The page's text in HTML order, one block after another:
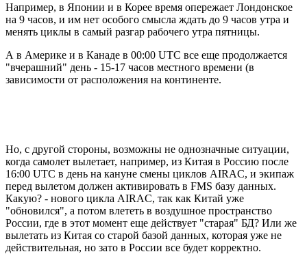
Например, в Японии и в Корее время опережает Лондонское
на 9 часов, и им нет особого смысла ждать до 9 часов утра и
менять циклы в самый разгар рабочего утра пятницы.
А в Америке и в Канаде в 00:00 UTC все еще продолжается
"вчерашний" день - 15-17 часов местного времени (в
зависимости от расположения на континенте.
Но, с другой стороны, возможны не однозначные ситуации,
когда самолет вылетает, например, из Китая в Россию после
16:00 UTC в день на кануне смены циклов AIRAC, и экипаж
перед вылетом должен активировать в FMS базу данных.
Какую? - нового цикла AIRAC, так как Китай уже
"обновился", а потом влететь в воздушное пространство
России, где в этот момент еще действует "старая" БД? Или же
вылетать из Китая со старой базой данных, которая уже не
действительная, но зато в России все будет корректно.